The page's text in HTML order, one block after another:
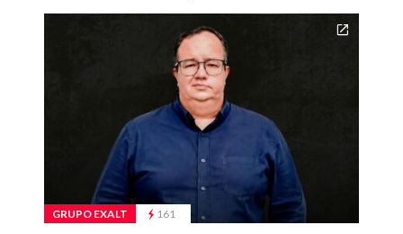
GRUPO EXALT 161